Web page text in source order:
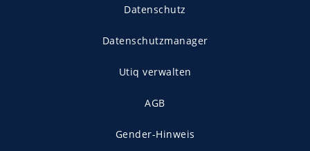
Datenschutz
Datenschutzmanager
Utiq verwalten
AGB
Gender-Hinweis